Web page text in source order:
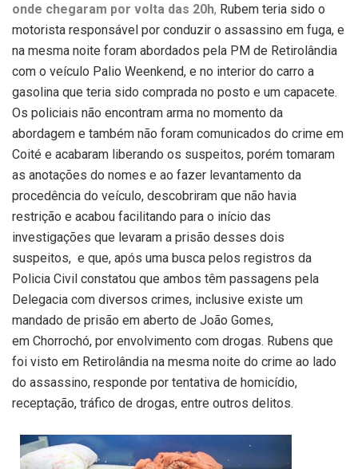
onde chegaram por volta das 20h, Rubem teria sido o
motorista responsável por conduzir o assassino em fuga, e
na mesma noite foram abordados pela PM de Retirolândia
com o veículo Palio Weenkend, e no interior do carro a
gasolina que teria sido comprada no posto e um capacete.
Os policiais não encontram arma no momento da
abordagem e também não foram comunicados do crime em
Coité e acabaram liberando os suspeitos, porém tomaram
as anotações do nomes e ao fazer levantamento da
procedência do veículo, descobriram que não havia
restrição e acabou facilitando para o início das
investigações que levaram a prisão desses dois
suspeitos, e que, após uma busca pelos registros da
Policia Civil constatou que ambos têm passagens pela
Delegacia com diversos crimes, inclusive existe um
mandado de prisão em aberto de João Gomes,
em Chorrochó, por envolvimento com drogas. Rubens que
foi visto em Retirolândia na mesma noite do crime ao lado
do assassino, responde por tentativa de homicídio,
receptação, tráfico de drogas, entre outros delitos.